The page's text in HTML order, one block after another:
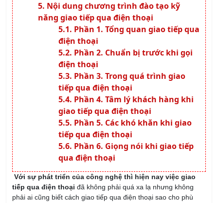
Nội dung chương trình đào tạo kỹ
năng giao tiếp qua điện thoại
Phần 1. Tổng quan giao tiếp qua
điện thoại
Phần 2. Chuẩn bị trước khi gọi
điện thoại
Phần 3. Trong quá trình giao
tiếp qua điện thoại
Phần 4. Tâm lý khách hàng khi
giao tiếp qua điện thoại
Phần 5. Các khó khăn khi giao
tiếp qua điện thoại
Phần 6. Giọng nói khi giao tiếp
qua điện thoại
Với sự phát triển của công nghệ thì hiện nay việc giao
tiếp qua điện thoại đã không phải quá xa lạ nhưng không
phải ai cũng biết cách giao tiếp qua điện thoại sao cho phù